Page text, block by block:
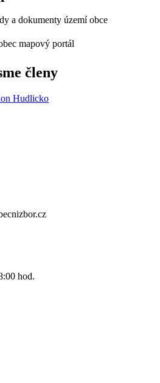
a dokumenty území obce
členy
Hudlicko
hod.